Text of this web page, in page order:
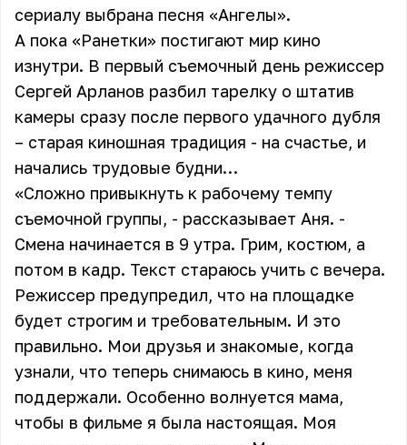
сериалу выбрана песня «Ангелы».
А пока «Ранетки» постигают мир кино
изнутри. В первый съемочный день режиссер
Сергей Арланов разбил тарелку о штатив
камеры сразу после первого удачного дубля
– старая киношная традиция - на счастье, и
начались трудовые будни…
«Сложно привыкнуть к рабочему темпу
съемочной группы, - рассказывает Аня. -
Смена начинается в 9 утра. Грим, костюм, а
потом в кадр. Текст стараюсь учить с вечера.
Режиссер предупредил, что на площадке
будет строгим и требовательным. И это
правильно. Мои друзья и знакомые, когда
узнали, что теперь снимаюсь в кино, меня
поддержали. Особенно волнуется мама,
чтобы в фильме я была настоящая. Моя